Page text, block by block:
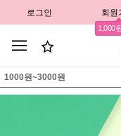
로그인 회원
1,000
1000원~3000원